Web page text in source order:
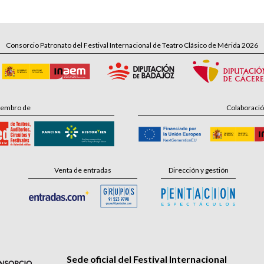
Consorcio Patronato del Festival Internacional de Teatro Clásico de Mérida 2026
de
Venta de entradas Dirección y gestión
Sede oficial del Festival Internacional